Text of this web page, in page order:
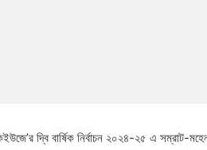
দ্বি বার্ষিক নির্বাচন ২০২৪-২৫ এ সম্রাট-